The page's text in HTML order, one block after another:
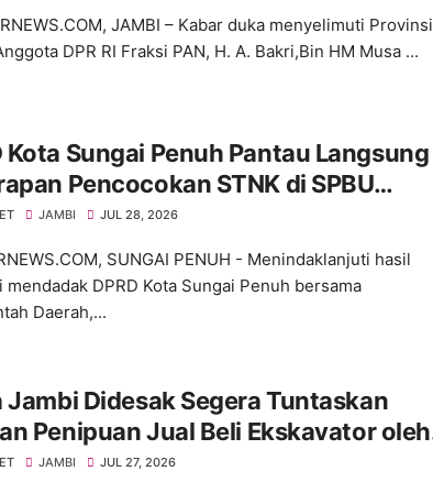
JAMBI – Kabar duka menyelimuti Provinsi
DPR RI Fraksi PAN, H. A. Bakri,Bin HM Musa ...
Kota Sungai Penuh Pantau Langsung
Pencocokan STNK di SPBU
Raya
JAMBI JUL 28, 2026
SUNGAI PENUH - Menindaklanjuti hasil
mendadak DPRD Kota Sungai Penuh bersama
Daerah,...
Jambi Didesak Segera Tuntaskan
Penipuan Jual Beli Ekskavator oleh
Exsavator
JAMBI JUL 27, 2026